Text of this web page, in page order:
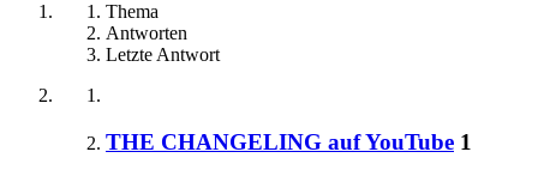
Thema
Antworten
Letzte Antwort
THE CHANGELING auf YouTube 1